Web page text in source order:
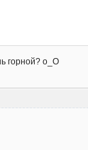
горной? о_О